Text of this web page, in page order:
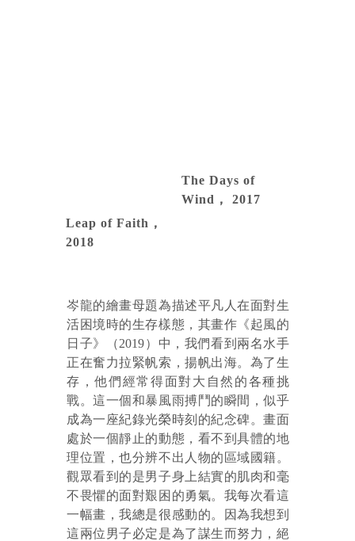
岑龍的繪畫母題為描述平凡人在面對生
活困境時的生存樣態，其畫作《起風的
日子》（2019）中，我們看到兩名水手
正在奮力拉緊帆索，揚帆出海。為了生
存，他們經常得面對大自然的各種挑
戰。這一個和暴風雨搏鬥的瞬間，似乎
成為一座紀錄光榮時刻的紀念碑。畫面
處於一個靜止的動態，看不到具體的地
理位置，也分辨不出人物的區域國籍。
觀眾看到的是男子身上結實的肌肉和毫
不畏懼的面對艱困的勇氣。我每次看這
一幅畫，我總是很感動的。因為我想到
這兩位男子必定是為了謀生而努力，絕
The Days of
Wind， 2017
Leap of Faith，
2018